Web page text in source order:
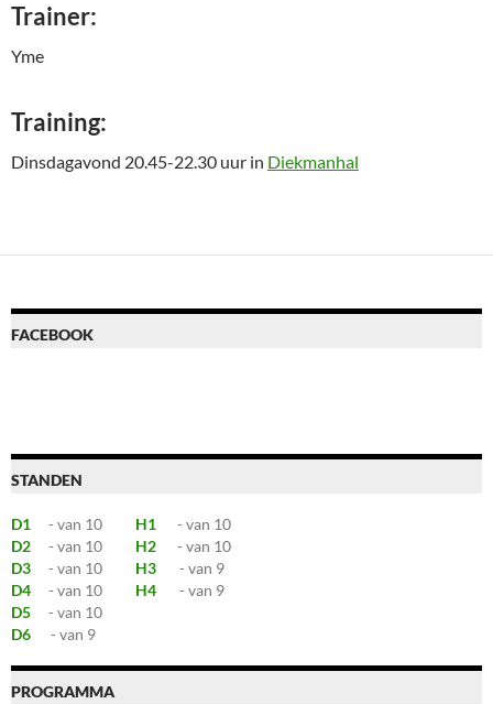
Trainer:
Yme
Training:
Dinsdagavond 20.45-22.30 uur in Diekmanhal
FACEBOOK
STANDEN
D1 - van 10 H1
- van 10
D2
- van 10 H2
- van 10
D3
- van 10 H3
- van 9
D4
- van 10 H4
- van 9
D5
- van 10
D6
- van 9
PROGRAMMA